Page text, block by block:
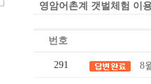
영암어촌계 갯벌체험 이
번호
291 8